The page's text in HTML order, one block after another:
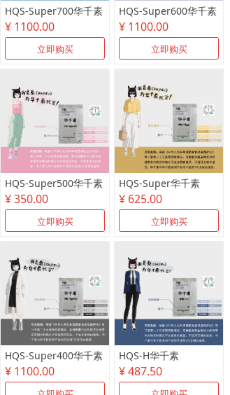
HQS-Super700华千素
¥ 1100.00
立即购买
HQS-Super600华千素
¥ 1100.00
立即购买
HQS-Super500华千素
¥ 350.00
立即购买
HQS-Super华千素
¥ 625.00
立即购买
HQS-Super400华千素
¥ 1100.00
HQS-H华千素
¥ 487.50